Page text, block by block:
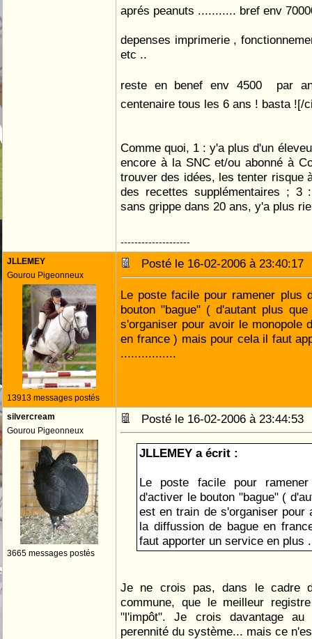
aprés peanuts ........... bref env
depenses imprimerie ,
etc ..
reste en benef env 4500  par
centenaire tous les 6 ans ! basta ![/
Comme quoi, 1 : y'a plus d'un
encore à la SNC et/ou abonné à
trouver des idées, les tenter risque
des recettes supplémentaires ;
sans grippe dans 20 ans, y'a plus
--------------------
JLLEMEY
Gourou Pigeonneux
13913 messages postés
Posté le 16-02-2006 à
Le poste facile pour ramener plus
bouton "bague" ( d'autant plus
s'organiser pour avoir le monopole
en france ) mais pour cela il faut
................
silvercream
Gourou Pigeonneux
3665 messages postés
Posté le 16-02-2006 à
JLLEMEY a écrit :
Le poste facile pour
d'activer le bouton "bague" (
est en train de s'organiser pour
la diffussion de bague en
faut apporter un service en plus
Je ne crois pas, dans le cadre
commune, que le meilleur
"l'impôt". Je crois davantage
perennité du système... mais ce